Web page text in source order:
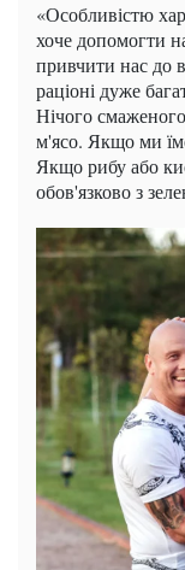
«Особливістю
хоче допомогти
привчити нас до
раціоні дуже
Нічого
м'ясо. Якщо ми
Якщо рибу або
обов'язково з